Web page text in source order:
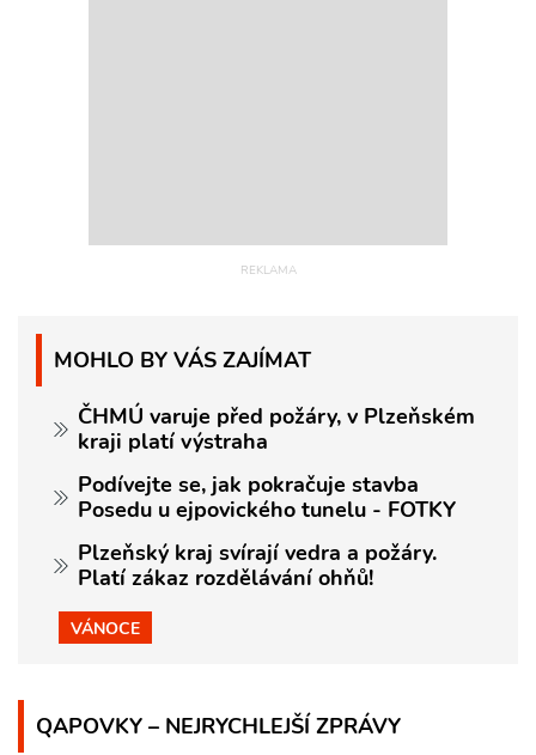
MOHLO BY VÁS ZAJÍMAT
ČHMÚ varuje před požáry, v Plzeňském
kraji platí výstraha
Podívejte se, jak pokračuje stavba
Posedu u ejpovického tunelu - FOTKY
Plzeňský kraj svírají vedra a požáry.
Platí zákaz rozdělávání ohňů!
VÁNOCE
QAPOVKY – NEJRYCHLEJŠÍ ZPRÁVY